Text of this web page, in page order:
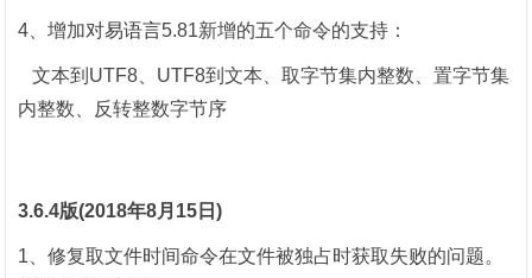
4、增加对易语言5.81新增的五个命令的支持：
文本到UTF8、UTF8到文本、取字节集内整数、置字节集
内整数、反转整数字节序
3.6.4版(2018年8月15日)
1、修复取文件时间命令在文件被独占时获取失败的问题。